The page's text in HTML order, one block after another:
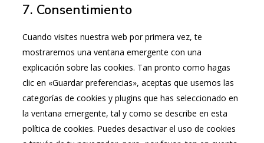
7. Consentimiento
Cuando visites nuestra web por primera vez, te
mostraremos una ventana emergente con una
explicación sobre las cookies. Tan pronto como hagas
clic en «Guardar preferencias», aceptas que usemos las
categorías de cookies y plugins que has seleccionado en
la ventana emergente, tal y como se describe en esta
política de cookies. Puedes desactivar el uso de cookies